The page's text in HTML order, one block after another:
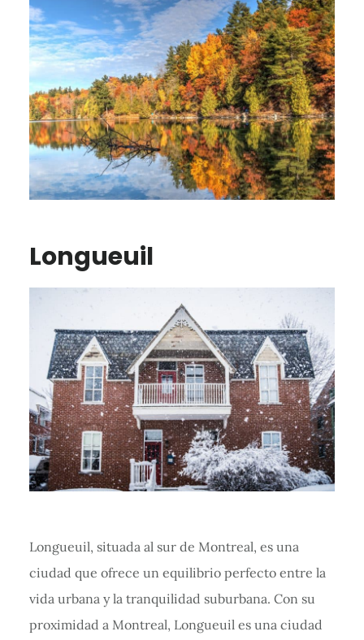
Longueuil
Longueuil, situada al sur de Montreal, es una
ciudad que ofrece un equilibrio perfecto entre la
vida urbana y la tranquilidad suburbana. Con su
proximidad a Montreal, Longueuil es una ciudad